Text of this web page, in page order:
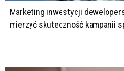
Marketing inwestycji
mierzyć skuteczność kampanii